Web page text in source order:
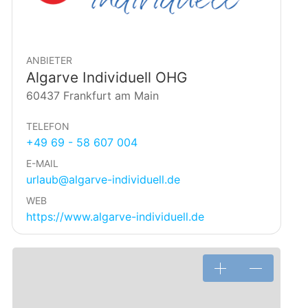
ANBIETER
Algarve Individuell OHG
60437 Frankfurt am Main
TELEFON
+49 69 - 58 607 004
E-MAIL
urlaub@algarve-individuell.de
WEB
https://www.algarve-individuell.de